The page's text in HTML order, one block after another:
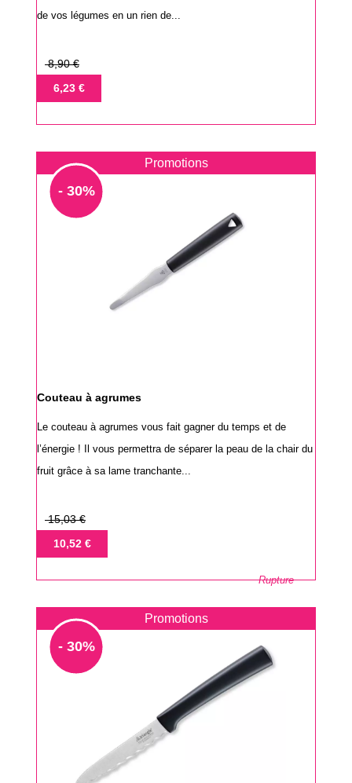
de vos légumes en un rien de...
Prix
base
8,90 €
Prix6,23 €
Promotions
- 30%
Couteau à agrumes
Le couteau à agrumes vous fait gagner du temps et de
l’énergie ! Il vous permettra de séparer la peau de la chair du
fruit grâce à sa lame tranchante...
Prix
base
15,03 €
Prix10,52 €
Rupture
Promotions
- 30%